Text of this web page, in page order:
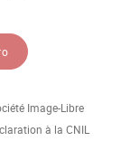
Image-Libre
à la CNIL